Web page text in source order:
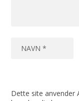
Dette site anvender